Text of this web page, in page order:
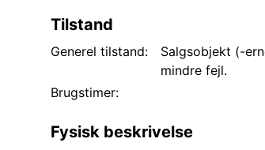
Tilstand
Generel tilstand:
Salgsobjekt (-
mindre fejl.
Brugstimer:
Fysisk beskrivelse